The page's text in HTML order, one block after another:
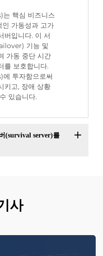
핵심 비즈니스
가동성과 고가
버입니다. 이 서
기능 및
가동 중단 시간
를 보호합니다.
투자함으로써
키고, 장애 상황
있습니다.
(survival server)를
사